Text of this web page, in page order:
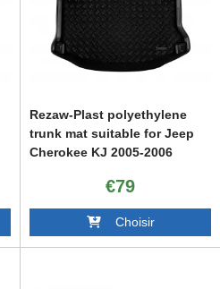
Rezaw-Plast polyethylene
trunk mat suitable for Jeep
Cherokee KJ 2005-2006
€79
Choisir